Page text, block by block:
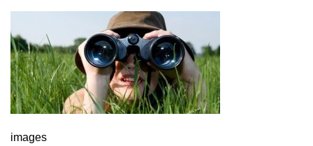
images